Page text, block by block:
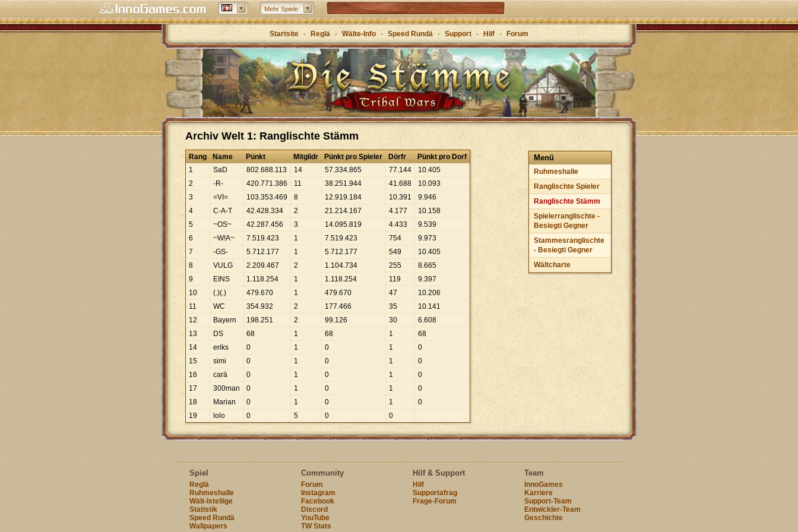
Mehr Spiele: Grepolis – Erboue dis Riich im antike Griecheland
Startsite - Reglä - Wälte-Info - Speed Rundä - Support - Hilf - Forum
Archiv Welt 1: Ranglischte Stämm
Menü
Ruhmeshalle
Ranglischte Spieler
Ranglischte Stämm
Spielerranglischte -
Besiegti Gegner
Stammesranglischte
- Besiegti Gegner
Wältcharte
Rang Name Pünkt Mitglidr Pünkt pro Spieler Dörfr
Pünkt pro Dorf
1
SaD 802.688.113 14 57.334.865 77.144 10.405
2
-R- 420.771.386 11 38.251.944 41.688 10.093
3
=VI= 103.353.469 8 12.919.184 10.391 9.946
4
C-A-T 42.428.334 2 21.214.167 4.177 10.158
5
~OS~ 42.287.456 3 14.095.819 4.433 9.539
6
~W!A~ 7.519.423 1 7.519.423 754 9.973
7
-GS- 5.712.177 1 5.712.177 549 10.405
8
VULG 2.209.467 2 1.104.734 255 8.665
9
EINS 1.118.254 1 1.118.254 119 9.397
10
(.)(.) 479.670 1 479.670 47 10.206
11
WC 354.932 2 177.466 35 10.141
12
Bayern 198.251 2 99.126 30 6.608
13
DS 68 1 68 1
68
14
eriks 0 1 0 1
0
15
simi 0 1 0 1
0
16
carä 0 1 0 1
0
17
300man 0 1 0 1
0
18
Marian 0 1 0 1
0
19
lolo 0 5 0 0
Spiel
Reglä
Ruhmeshalle
Wält-Istellige
Statistik
Speed Rundä
Wallpapers
Community
Forum
Instagram
Facebook
Discord
YouTube
TW Stats
Hilf & Support
Hilf
Supportafrag
Frage-Forum
Team
InnoGames
Karriere
Support-Team
Entwickler-Team
Geschichte